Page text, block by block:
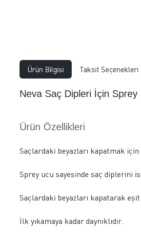
Ürün Bilgisi Taksit Seçenekleri
Neva Saç Dipleri İçin
Ürün Özellikleri
Saçlardaki beyazları kapatmak
Sprey ucu sayesinde saç diplerini
Saçlardaki beyazları kapatarak
İlk yıkamaya kadar daynıklıdır.